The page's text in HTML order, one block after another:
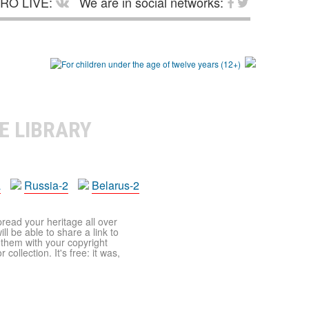
LIBRARY
Russia-2 Belarus-2
your heritage all over
be able to share a link to
with your copyright
collection. It's free: it was,